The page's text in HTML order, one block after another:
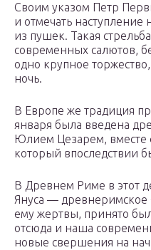
Своим указом Петр
и отмечать наступление
из пушек. Такая
современных салютов,
одно крупное
ночь.
В Европе же традиция
января была введена
Юлием Цезарем, вместе
который впоследствии
В Древнем Риме в этот
Януса —
ему жертвы, принято
отсюда и наша
новые свершения на